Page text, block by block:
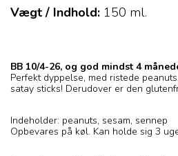
Vægt / Indhold: 150 ml.
BB 10/4-26, og god mindst 4
Perfekt dyppelse, med ristede
satay sticks! Derudover er den
Indeholder: peanuts, sesam, sennep
Opbevares på køl. Kan holde sig 3